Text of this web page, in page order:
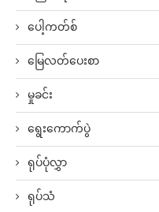
ပေါ့ကတ်စ်
မြေလတ်ပေးစာ
မှုခင်း
ရွေးကောက်ပွဲ
ရုပ်ပုံလွှာ
ရုပ်သံ